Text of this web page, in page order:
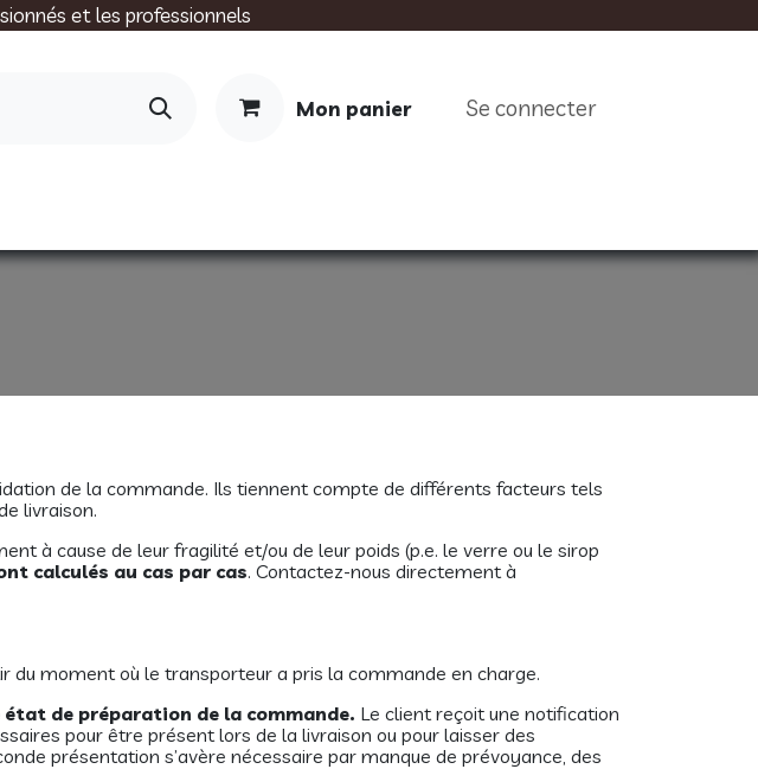
et les professionnels
Mon panier Se connecter
de la commande. Ils tiennent compte de différents facteurs tels
livraison.
à cause de leur fragilité et/ou de leur poids (p.e. le verre ou le sirop
calculés au cas par cas. Contactez-nous directement à
du moment où le transporteur a pris la commande en charge.
de préparation de la commande. Le client reçoit une notification
pour être présent lors de la livraison ou pour laisser des
présentation s’avère nécessaire par manque de prévoyance, des